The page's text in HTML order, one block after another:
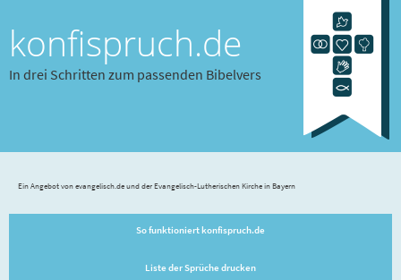
konfispruch.de
In drei Schritten zum passenden Bibelvers
Ein Angebot von evangelisch.de und der Evangelisch-Lutherischen Kirche in Bayern
So funktioniert konfispruch.de
Liste der Sprüche drucken